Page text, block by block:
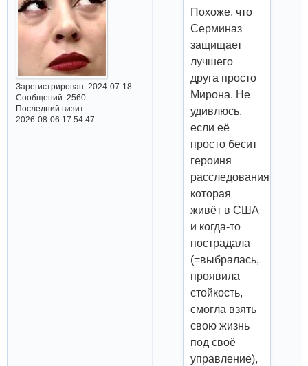
Зарегистрирован: 2024-07-18
Сообщений:2560
Последний визит:
2026-08-06 17:54:47
Похоже, что
Серминаз
защищает
лучшего
друга просто
Мирона. Не
удивлюсь,
если её
просто бесит
героиня
расследования,
которая
живёт в США
и когда-то
пострадала
(=выбралась,
проявила
стойкость,
смогла взять
свою жизнь
под своё
управление),